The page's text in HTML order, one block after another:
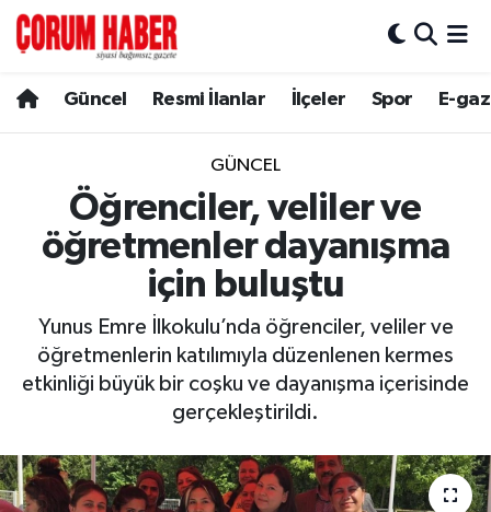
Güncel Resmi İlanlar İlçeler Spor E-
GÜNCEL
Öğrenciler, veliler ve
öğretmenler dayanışma
için buluştu
Yunus Emre İlkokulu’nda öğrenciler, veliler ve
öğretmenlerin katılımıyla düzenlenen kermes
etkinliği büyük bir coşku ve dayanışma içerisinde
gerçekleştirildi.
Spor
Resmi İlanlar
Alaca
Boğazkale
İskilip
Hava Durumu
Çorum Namaz Vakitleri
Trafik Durumu
Süper Lig Puan Durumu ve Fikstür
Tüm Manşetler
Son Dakika Haberleri
Haber Arşivi